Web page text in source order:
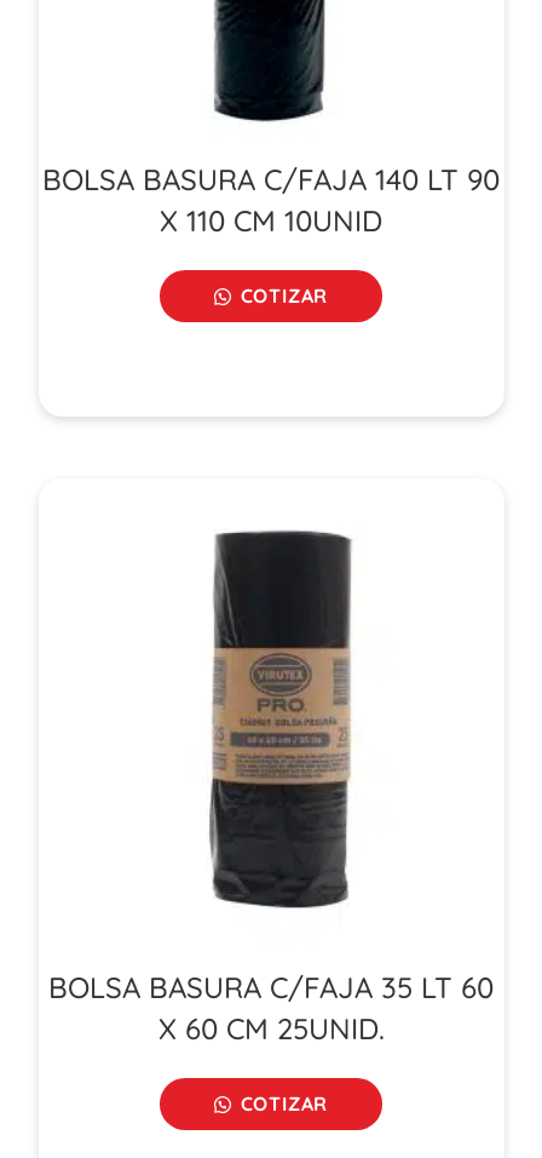
BOLSA BASURA C/FAJA 140 LT 90
X 110 CM 10UNID
COTIZAR
BOLSA BASURA C/FAJA 35 LT 60
X 60 CM 25UNID.
COTIZAR